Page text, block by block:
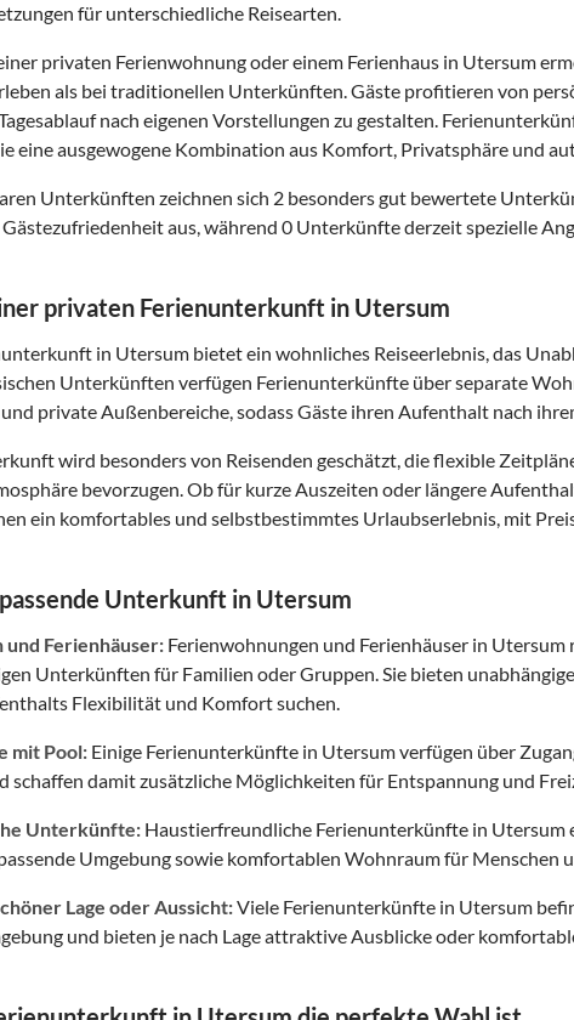
für unterschiedliche Reisearten.
privaten Ferienwohnung oder einem Ferienhaus in Utersum
als bei traditionellen Unterkünften. Gäste profitieren von
nach eigenen Vorstellungen zu gestalten.
eine ausgewogene Kombination aus Komfort, Privatsphäre und
Unterkünften zeichnen sich 2 besonders gut bewertete
aus, während 0 Unterkünfte derzeit spezielle
privaten Ferienunterkunft in Utersum
in Utersum bietet ein wohnliches Reiseerlebnis, das
Unterkünften verfügen Ferienunterkünfte über separate
private Außenbereiche, sodass Gäste ihren Aufenthalt nach
wird besonders von Reisenden geschätzt, die flexible
bevorzugen. Ob für kurze Auszeiten oder längere
ein komfortables und selbstbestimmtes Urlaubserlebnis, mit
Unterkunft in Utersum
Ferienhäuser: Ferienwohnungen und Ferienhäuser in
Unterkünften für Familien oder Gruppen. Sie bieten
Flexibilität und Komfort suchen.
mit Pool: Einige Ferienunterkünfte in Utersum verfügen über
schaffen damit zusätzliche Möglichkeiten für Entspannung und
Unterkünfte: Haustierfreundliche Ferienunterkünfte in Utersum
Umgebung sowie komfortablen Wohnraum für Menschen
Lage oder Aussicht:Viele Ferienunterkünfte in Utersum
und bieten je nach Lage attraktive Ausblicke oder